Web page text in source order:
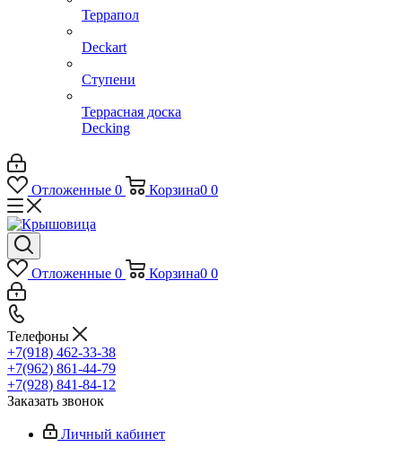
Террапол
Deckart
Ступени
Террасная доска
Decking
Отложенные 0 Корзина0 0
Отложенные 0 Корзина0 0
Телефоны
+7(918) 462-33-38
+7(962) 861-44-79
+7(928) 841-84-12
Заказать звонок
Личный кабинет